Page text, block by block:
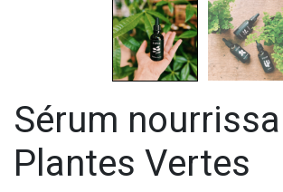
Sérum
Plantes Vertes